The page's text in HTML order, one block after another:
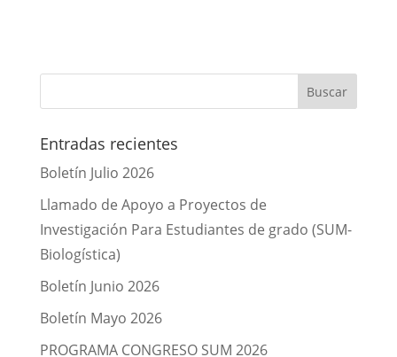
Entradas recientes
Boletín Julio 2026
Llamado de Apoyo a Proyectos de
Investigación Para Estudiantes de grado (SUM-
Biologística)
Boletín Junio 2026
Boletín Mayo 2026
PROGRAMA CONGRESO SUM 2026